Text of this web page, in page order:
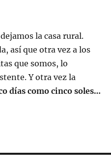
la casa rural.
así que otra vez a los
que somos, lo
Y otra vez la
días como cinco soles…